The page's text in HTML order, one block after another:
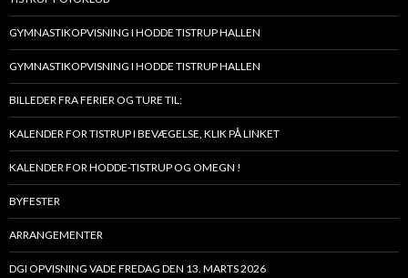
GYMNASTIKOPVISNING I HODDE TISTRUP HALLEN
GYMNASTIKOPVISNING I HODDE TISTRUP HALLEN
BILLEDER FRA FERIER OG TURE TIL:
KALENDER FOR TISTRUP I BEVÆGELSE, KLIK PÅ LINKET
KALENDER FOR HODDE-TISTRUP OG OMEGN !
BYFESTER
ARRANGEMENTER
DGI OPVISNING VADE FREDAG DEN 13. MARTS 2026